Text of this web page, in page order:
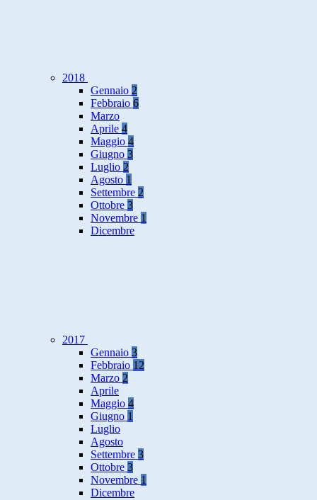
2018
Gennaio 2
Febbraio 6
Marzo
Aprile 4
Maggio 4
Giugno 3
Luglio 2
Agosto 1
Settembre 2
Ottobre 3
Novembre 1
Dicembre
2017
Gennaio 3
Febbraio 12
Marzo 2
Aprile
Maggio 4
Giugno 1
Luglio
Agosto
Settembre 3
Ottobre 3
Novembre 1
Dicembre